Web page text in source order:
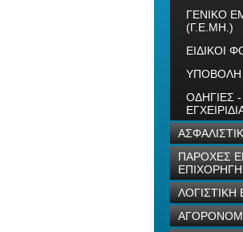
ΓΕΝΙΚΟ
(Γ.Ε.ΜΗ.)
ΕΙΔΙΚΟΙ
ΥΠΟΒΟΛΗ
ΟΔΗΓΙΕΣ
ΠΑΡΟΧΕΣ
ΛΟΓΙΣΤΙΚΗ